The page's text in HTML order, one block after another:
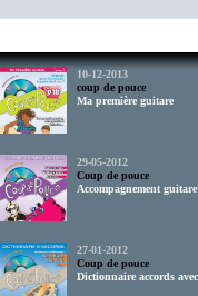
10-12-2013
coup de pouce
Ma première guitare
29-05-2012
Coup de pouce
Accompagnement guitare
27-01-2012
Coup de pouce
Dictionnaire accords